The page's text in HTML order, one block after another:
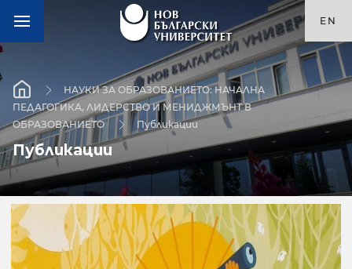
EN
НАУКИ ЗА ОБРАЗОВАНИЕТО: НАЧАЛНА
ПЕДАГОГИКА, ЛИДЕРСТВО И МЕНИДЖМЪНТ В
ОБРАЗОВАНИЕТО
Публикации
Публикации